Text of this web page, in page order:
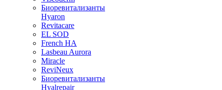
Биоревитализанты
Hyaron
Revitacare
EL SOD
French HA
Lasbeau Aurora
Miracle
ReviNeux
Биоревитализанты
Hyalrepair